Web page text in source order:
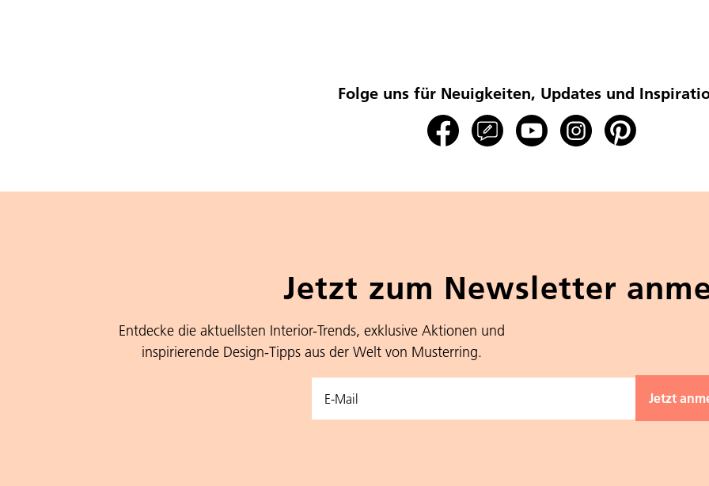
Folge uns für Neuigkeiten, Updates und
Jetzt zum Newsletter
Entdecke die aktuellsten Interior-Trends, exklusive Aktionen und
inspirierende Design-Tipps aus der Welt von Musterring.